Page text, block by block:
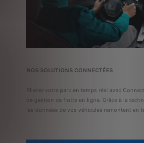
NOS SOLUTIONS CONNECTÉES
Pilotez votre parc en temps réel avec
de gestion de flotte en ligne. Grâce à la
les données de vos véhicules remontent en